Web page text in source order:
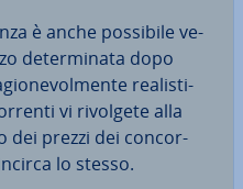
è anche possibile ve­
de­ter­mi­na­ta dopo
rea­li­sti­
vi rivolgete alla
dei prezzi dei con­cor­
lo stesso.